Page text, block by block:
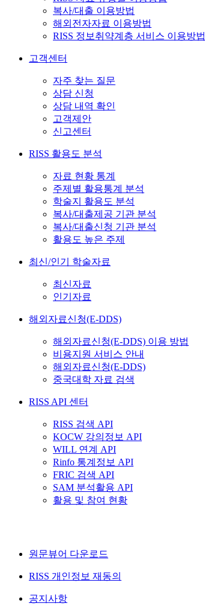
복사/대출 이용방법
해외전자자료 이용방법
RISS 정보취약계층 서비스 이용방법
고객센터
자주 찾는 질문
상담 신청
상담 내역 확인
고객제안
신고센터
RISS 활용도 분석
자료 현황 통계
주제별 활용통계 분석
학술지 활용도 분석
복사/대출제공 기관 분석
복사/대출신청 기관 분석
활용도 높은 주제
최신/인기 학술자료
최신자료
인기자료
해외자료신청(E-DDS)
해외자료신청(E-DDS) 이용 방법
비용지원 서비스 안내
해외자료신청(E-DDS)
중국대학 자료 검색
RISS API 센터
RISS 검색 API
KOCW 강의정보 API
WILL 연계 API
Rinfo 통계정보 API
FRIC 검색 API
SAM 분석활용 API
활용 및 참여 현황
원문뷰어 다운로드
RISS 개인정보 재동의
공지사항